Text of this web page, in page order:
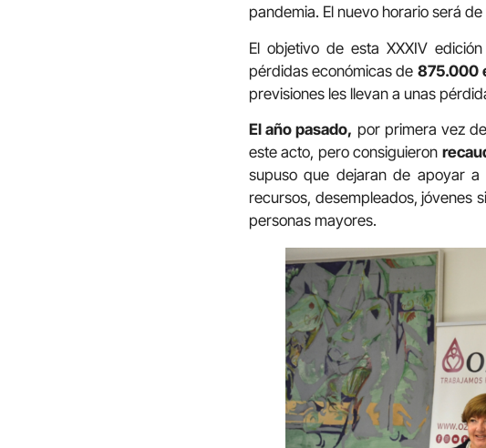
pandemia. El nuevo horario será de
El objetivo de esta XXXIV
pérdidas económicas de 875.000
previsiones les llevan a unas
El año pasado, por primera vez
este acto, pero consiguieron
supuso que dejaran de apoyar a
recursos, desempleados, jóvenes
personas mayores.